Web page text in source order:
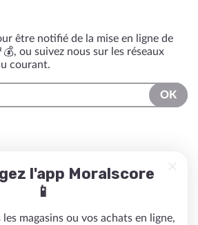
être notifié de la mise en ligne de
ou suivez nous sur les réseaux
courant.
OK
l'app Moralscore
📱
magasins ou vos achats en ligne,